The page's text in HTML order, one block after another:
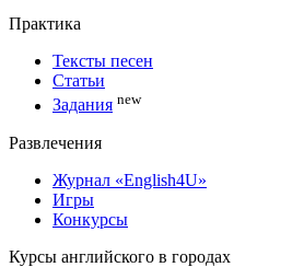
Практика
Тексты песен
Статьи
Задания new
Развлечения
Журнал «English4U»
Игры
Конкурсы
Курсы английского в городах